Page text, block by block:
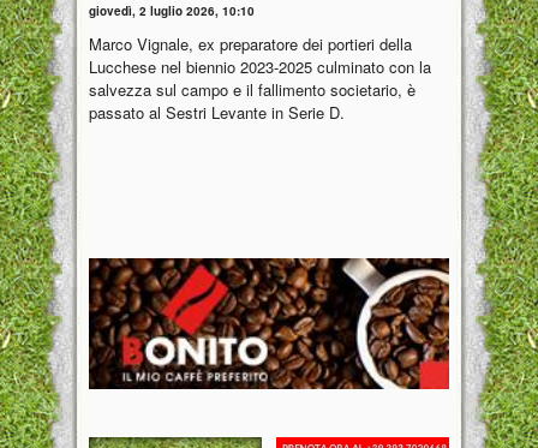
giovedì, 2 luglio 2026, 10:10
Marco Vignale, ex preparatore dei portieri della
Lucchese nel biennio 2023-2025 culminato con la
salvezza sul campo e il fallimento societario, è
passato al Sestri Levante in Serie D.